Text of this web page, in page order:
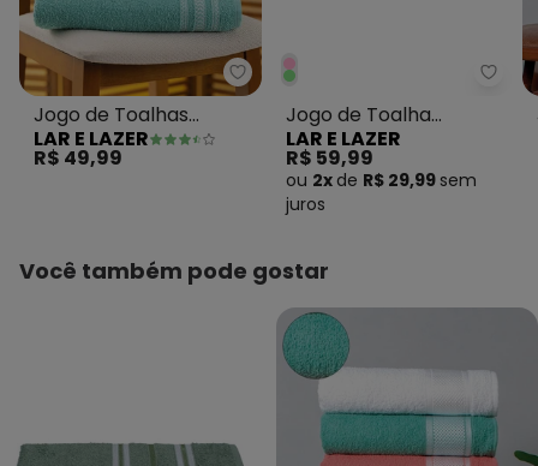
Lar e Lazer - Jogo de Toalhas
Jogo de Toalhas
Nápoles Verde 2 Peças
LAR E LAZER
R$ 49,99
Lar
Jogo de Toalha
Charme Verde Bambu
2 Peças
LAR E LAZER
R$ 59,99
ou 2x de R$ 29,99 sem
juros
Você também pode gostar